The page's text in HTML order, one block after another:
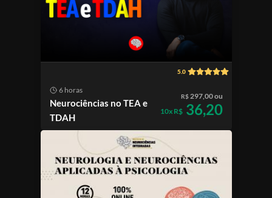
5.0
6 horas
Neurociências no TEA e
TDAH
R$297,00 ou
10x R$36,20